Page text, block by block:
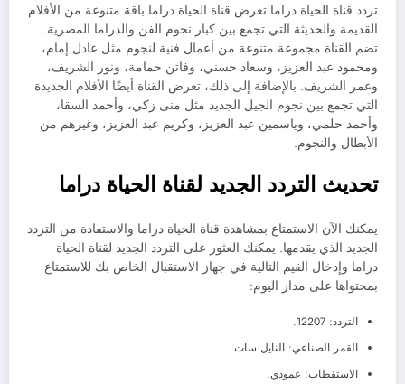
تردد قناة الحياة دراما تعرض قناة الحياة دراما باقة متنوعة من الأفلام
القديمة والحديثة التي تجمع بين كبار نجوم الفن والدراما المصرية.
تضم القناة مجموعة متنوعة من أعمال فنية لنجوم مثل عادل إمام،
ومحمود عبد العزيز، وسعاد حسني، وفاتن حمامة، ونور الشريف،
وعمر الشريف. بالإضافة إلى ذلك، تعرض القناة أيضًا الأفلام الجديدة
التي تجمع بين نجوم الجيل الجديد مثل منى زكي، وأحمد السقا،
وأحمد حلمي، وياسمين عبد العزيز، وكريم عبد العزيز، وغيرهم من
الأبطال والنجوم.
تحديث التردد الجديد لقناة الحياة دراما
يمكنك الآن الاستمتاع بمشاهدة قناة الحياة دراما والاستفادة من التردد
الجديد الذي يقدمها. يمكنك العثور على التردد الجديد لقناة الحياة
دراما وإدخال القيم التالية في جهاز الاستقبال الخاص بك للاستمتاع
بمحتواها على مدار اليوم:
التردد: 12207.
القمر الصناعي: النايل سات.
الاستقطاب: عمودي.